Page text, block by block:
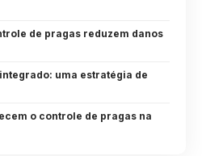
de pragas reduzem danos
uma estratégia de
o controle de pragas na